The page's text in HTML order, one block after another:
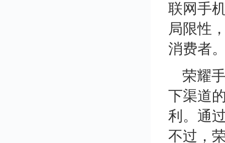
联网手
局限性
消费者
荣耀
下渠道
利。通
不过，